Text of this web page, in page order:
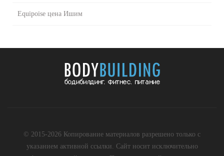
Equipoise цена Ишим
© 2015-2026 Копирование материалов разрешено только с
указанием активной ссылки. Сайт носит исключительно